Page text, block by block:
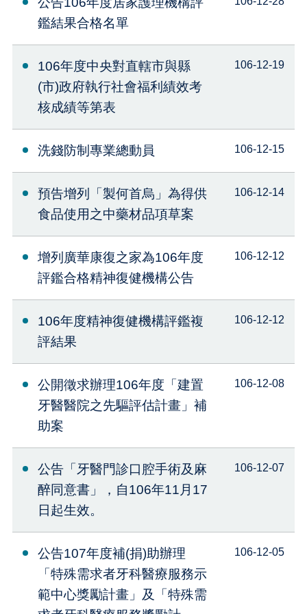
鑑結果合格名單
106年度中央對直轄市與縣
(市)政府執行社會福利績效考
核成績等第表
106-12-19
洗錢防制專業總動員 106-12-15
預告增列「製何首烏」為得供
食品使用之中藥材品項草案
106-12-14
增列廣華康復之家為106年度
評鑑合格精神復健機構公告
106-12-12
106年度精神復健機構評鑑複
評結果
106-12-12
公開徵求辦理106年度「建置
牙醫醫院之先驅評估計畫」補
助案
106-12-08
公告「牙醫門診口腔手術及麻
醉同意書」，自106年11月17
日起生效。
106-12-07
公告107年度補(捐)助辦理
「特殊需求者牙科醫療服務示
範中心獎勵計畫」及「特殊需
106-12-05